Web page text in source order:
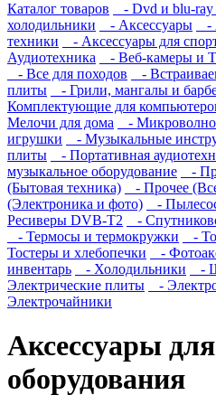
Каталог товаров
- Dvd и blu-ray
холодильники
- Аксессуары
-
техники
- Аксессуары для
Аудиотехника
- Веб-камеры и
- Все для походов
-
плиты
- Грили, мангалы и
Комплектующие для
Мелочи для дома
-
игрушки
- Музыкальные
плиты
- Портативная
музыкальное оборудование
-
(Бытовая техника)
- Прочее
(Электроника и фото)
-
Ресиверы DVB-T2
-
- Термосы и термокружки
-
Тостеры и хлебопечки
-
инвентарь
- Холодильники -
Электрические плиты
-
Электрочайники
Аксессуары
оборудования